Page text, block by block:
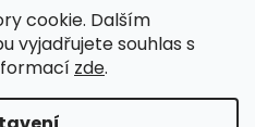
cookie. Dalším
vyjadřujete souhlas s
zde.
c
í
p
r
v
k
n
í
Kosmetika Provita